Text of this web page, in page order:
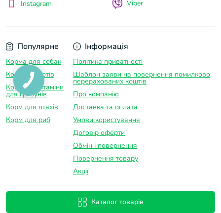
Популярне
Корма для собак
Корм для котів
Корма та вітаміни
для гризунів
Корм для птахів
Корм для риб
Інформація
Політика приватності
Шаблон заяви на повернення помилково
перерахованих коштів
Про компанію
Доставка та оплатa
Умови користування
Договір оферти
Обмін і повернення
Повернення товару
Акції
Каталог товарів
Instagram
Viber